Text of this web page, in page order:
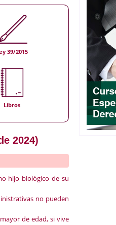
39/2015
Libros
2024)
hijo biológico de su
no pueden
de edad, si vive